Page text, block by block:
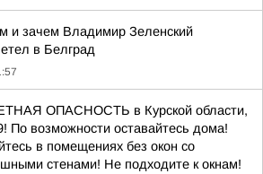
и зачем Владимир Зеленский
в Белград
ОПАСНОСТЬ в Курской области,
По возможности оставайтесь дома!
в помещениях без окон со
стенами! Не подходите к окнам!